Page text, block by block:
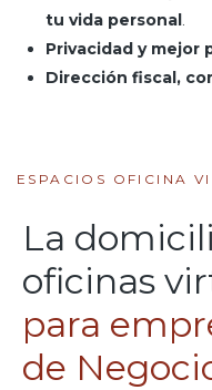
tu vida personal.
Privacidad y mejor
Dirección fiscal,
ESPACIOS OFICINA
La
oficinas
para
de